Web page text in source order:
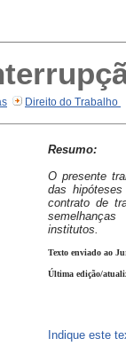
Direito do Trabalho
Resumo:
O presente
das
contrato de
institutos.
Texto enviado ao
Última edição/
Indique este